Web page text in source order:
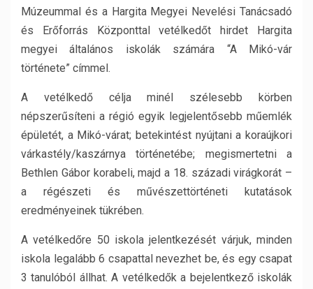
Múzeummal és a Hargita Megyei Nevelési Tanácsadó
és Erőforrás Központtal vetélkedőt hirdet Hargita
megyei általános iskolák számára “A Mikó-vár
története” címmel.
A vetélkedő célja minél szélesebb körben
népszerűsíteni a régió egyik legjelentősebb műemlék
épületét, a Mikó-várat; betekintést nyújtani a koraújkori
várkastély/kaszárnya történetébe; megismertetni a
Bethlen Gábor korabeli, majd a 18. századi virágkorát –
a régészeti és művészettörténeti kutatások
eredményeinek tükrében.
A vetélkedőre 50 iskola jelentkezését várjuk, minden
iskola legalább 6 csapattal nevezhet be, és egy csapat
3 tanulóból állhat. A vetélkedők a bejelentkező iskolák